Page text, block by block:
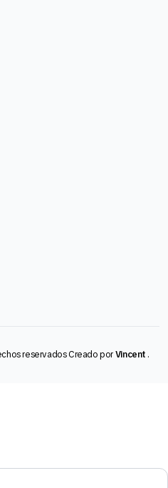
reservados Creado porVincent.